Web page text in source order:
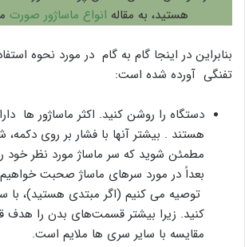
هستید، به مقاله انواع ماساژور صورت
بنابراین در اینجا گام به گام در مورد نحوه
تفنگی آورده شده است:
دستگاه را روشن کنید. اکثر ماساژور ها
هستند . بیشتر آنها با فشار بر روی دکمه،
مطمئن شوید که سر ماساژ مورد نظر خود
بعداً در مورد سرهای ماساژ صحبت خواهیم
توصیه می کنیم (اگر مبتدی هستید)،
کنید. زیرا بیشتر قسمت‌های بدن را هدف
مقایسه با سایر سری ها ملایم است.